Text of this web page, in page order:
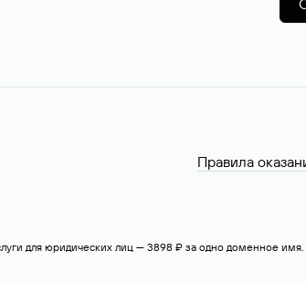
Правила
для юридических лиц — 3898 ₽ за одно доменное